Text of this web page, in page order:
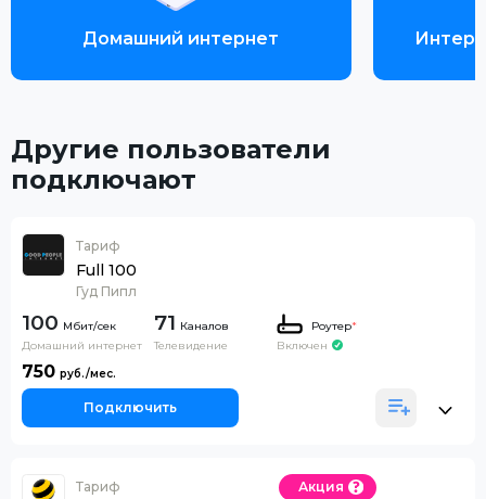
Домашний интернет
Другие пользователи
подключают
Тариф
Full 100
Гуд Пипл
100
Домашний интернет
71 Каналов
Телевидение
Роутер*
Включен
750
Подключить
Тариф Акция